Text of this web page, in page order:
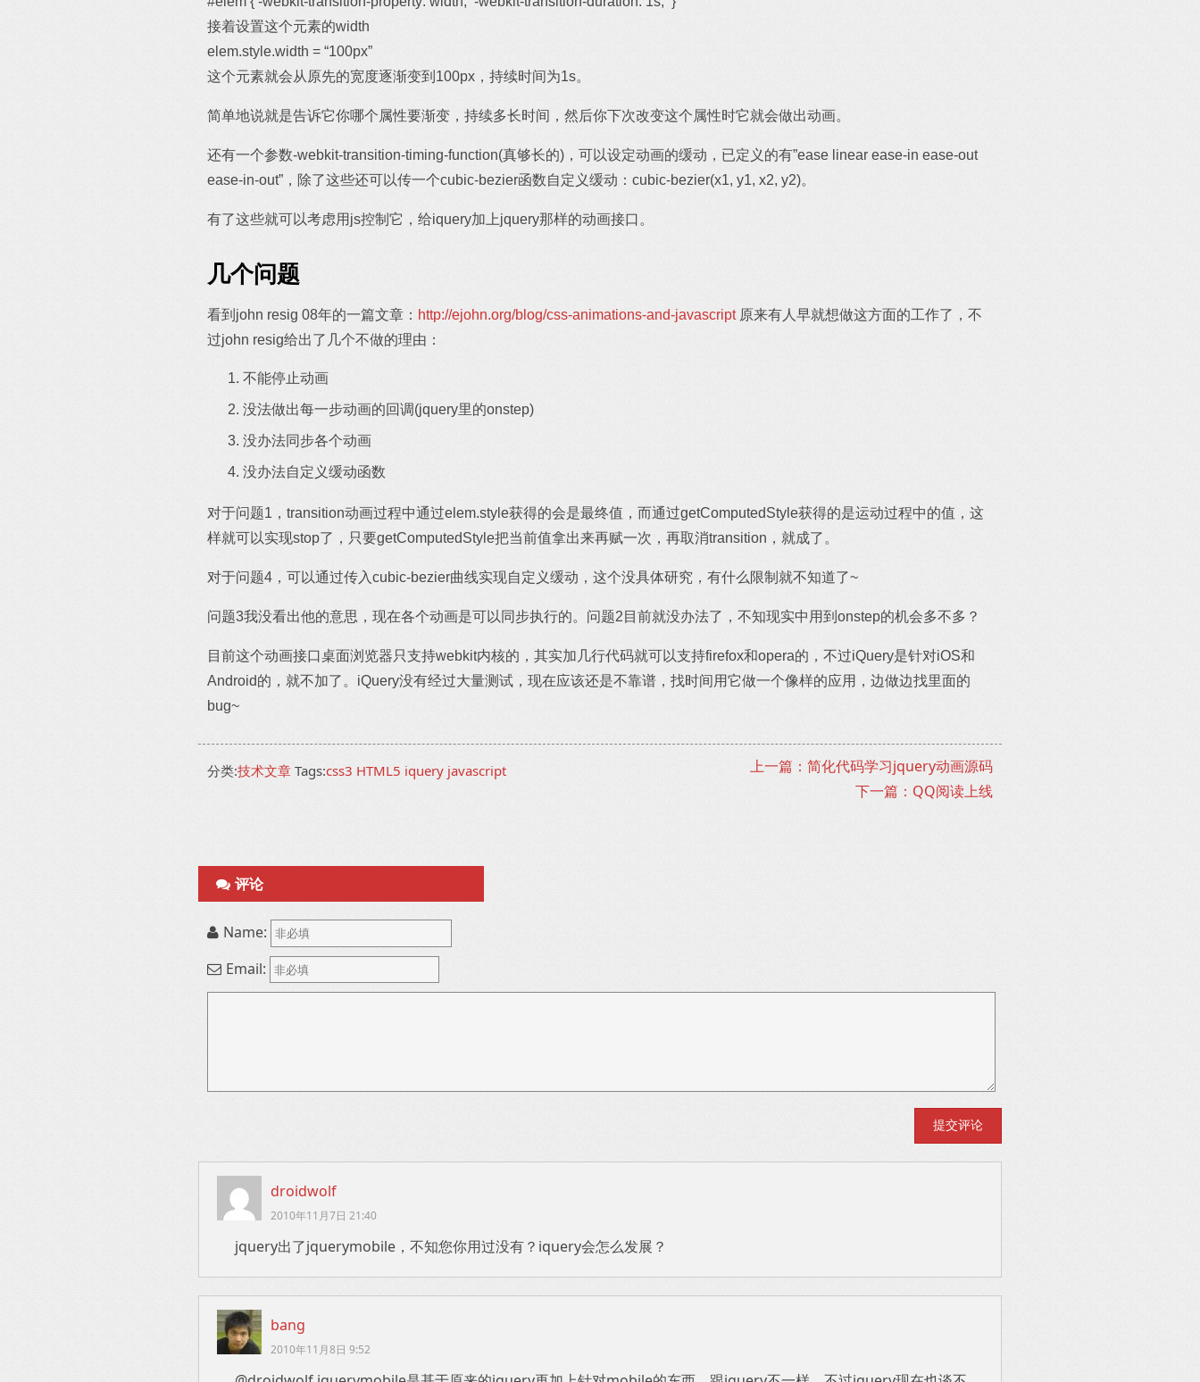
接着设置这个元素的width
elem.style.width = “100px”
这个元素就会从原先的宽度逐渐变到100px，持续时间为1s。
简单地说就是告诉它你哪个属性要渐变，持续多长时间，然后你下次改变这个属性时它就会做出动画。
还有一个参数-webkit-transition-timing-function(真够长的)，可以设定动画的缓动，已定义的有”ease linear ease-in ease-out
ease-in-out”，除了这些还可以传一个cubic-bezier函数自定义缓动：cubic-bezier(x1, y1, x2, y2)。
有了这些就可以考虑用js控制它，给iquery加上jquery那样的动画接口。
几个问题
看到john resig 08年的一篇文章： http://ejohn.org/blog/css-animations-and-javascript原来有人早就想做这方面的工作了，不
过john resig给出了几个不做的理由：
不能停止动画
没法做出每一步动画的回调(jquery里的onstep)
没办法同步各个动画
没办法自定义缓动函数
对于问题1，transition动画过程中通过elem.style获得的会是最终值，而通过getComputedStyle获得的是运动过程中的值，这
样就可以实现stop了，只要getComputedStyle把当前值拿出来再赋一次，再取消transition，就成了。
对于问题4，可以通过传入cubic-bezier曲线实现自定义缓动，这个没具体研究，有什么限制就不知道了~
问题3我没看出他的意思，现在各个动画是可以同步执行的。问题2目前就没办法了，不知现实中用到onstep的机会多不多？
目前这个动画接口桌面浏览器只支持webkit内核的，其实加几行代码就可以支持firefox和opera的，不过iQuery是针对iOS和
Android的，就不加了。iQuery没有经过大量测试，现在应该还是不靠谱，找时间用它做一个像样的应用，边做边找里面的
bug~
分类:技术文章 Tags:css3 HTML5 iquery javascript
上一篇：简化代码学习jquery动画源码
下一篇：QQ阅读上线
评论
Name:
Email:
droidwolf
2010年11月7日 21:40
jquery出了jquerymobile，不知您你用过没有？iquery会怎么发展？
bang
2010年11月8日 9:52